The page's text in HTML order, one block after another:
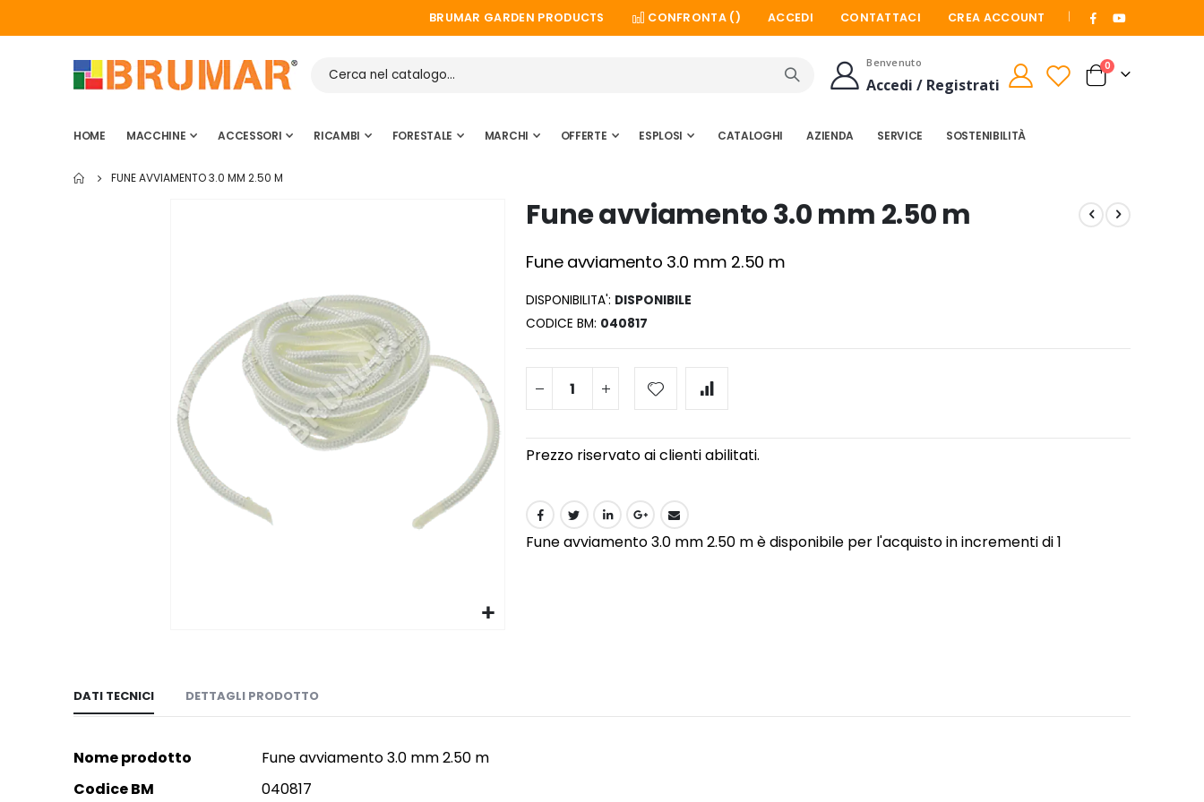
BRUMAR GARDEN PRODUCTS CONFRONTA () CREA ACCOUNT
ACCEDI CONTATTACI
Cerca
Benvenuto
Accedi / Registrati Cart
0elementi
HOME MACCHINE ACCESSORI RICAMBI FORESTALE MARCHI OFFERTE ESPLOSI CATALOGHI AZIENDA SERVICE SOSTENIBILITÀ
FUNE AVVIAMENTO 3.0 MM 2.50 M
galleria
di
Fune avviamento 3.0 mm 2.50 m
Fune avviamento 3.0 mm 2.50 m
DISPONIBILITA': DISPONIBILE
CODICE BM 040817
Prezzo riservato ai clienti abilitati.
Fune avviamento 3.0 mm 2.50 m è disponibile per l'acquisto in incrementi di 1
DATI TECNICI
More
more
Nome prodotto
Fune avviamento 3.0 mm 2.50 m
Codice BM
040817
DETTAGLI PRODOTTO